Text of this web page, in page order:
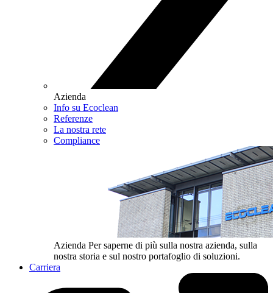
Azienda
Info su Ecoclean
Referenze
La nostra rete
Compliance
Azienda Per saperne di più sulla nostra azienda, sulla
nostra storia e sul nostro portafoglio di soluzioni.
Carriera